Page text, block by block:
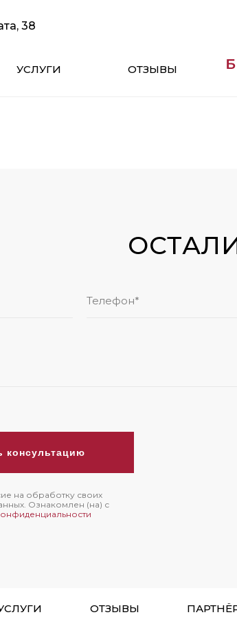
38
УСЛУГИ ОТЗЫВЫ
консультацию
на обработку своих
Ознакомлен (на) с
ОТЗЫВЫ